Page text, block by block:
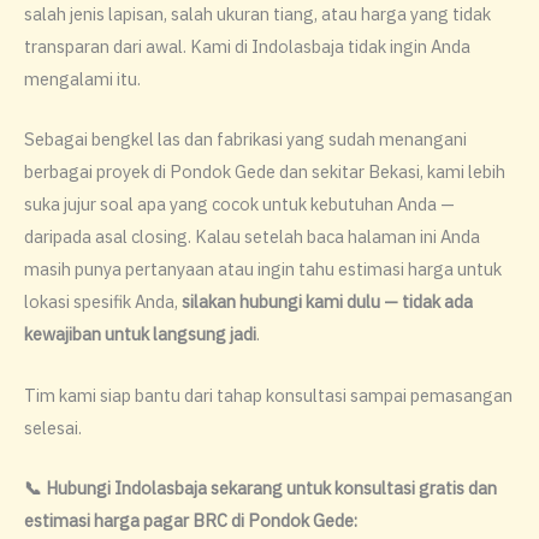
salah jenis lapisan, salah ukuran tiang, atau harga yang tidak
transparan dari awal. Kami di Indolasbaja tidak ingin Anda
mengalami itu.
Sebagai bengkel las dan fabrikasi yang sudah menangani
berbagai proyek di Pondok Gede dan sekitar Bekasi, kami lebih
suka jujur soal apa yang cocok untuk kebutuhan Anda —
daripada asal closing. Kalau setelah baca halaman ini Anda
masih punya pertanyaan atau ingin tahu estimasi harga untuk
lokasi spesifik Anda, silakan hubungi kami dulu — tidak ada
kewajiban untuk langsung jadi.
Tim kami siap bantu dari tahap konsultasi sampai pemasangan
selesai.
📞 Hubungi Indolasbaja sekarang untuk konsultasi gratis dan
estimasi harga pagar BRC di Pondok Gede: